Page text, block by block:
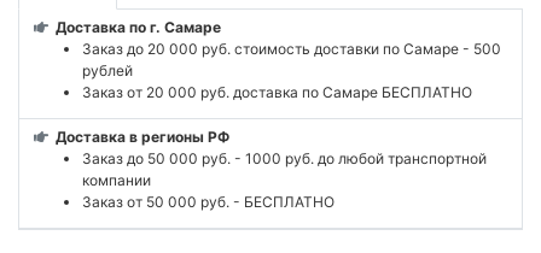
Доставка по г. Самаре
Заказ до 20 000 руб. стоимость доставки по Самаре - 500
рублей
Заказ от 20 000 руб. доставка по Самаре БЕСПЛАТНО
Доставка в регионы РФ
Заказ до 50 000 руб. - 1000 руб. до любой транспортной
компании
Заказ от 50 000 руб. - БЕСПЛАТНО